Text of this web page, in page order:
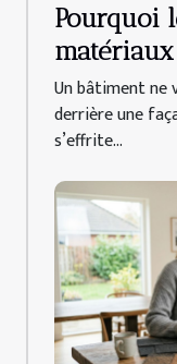
Pourquoi
vie d’un
Un bâtiment ne
derrière une
s’effrite...